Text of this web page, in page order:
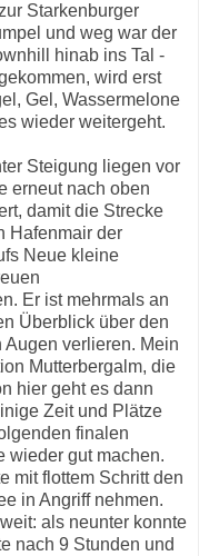
Starkenburger
und weg war der
hinab ins Tal -
wird erst
Gel, Wassermelone
wieder weitergeht.
Steigung liegen vor
erneut nach oben
damit die Strecke
Hafenmair der
Neue kleine
Er ist mehrmals an
Überblick über den
verlieren. Mein
Mutterbergalm, die
hier geht es dann
Zeit und Plätze
finalen
wieder gut machen.
mit flottem Schritt den
in Angriff nehmen.
als neunter konnte
nach 9 Stunden und